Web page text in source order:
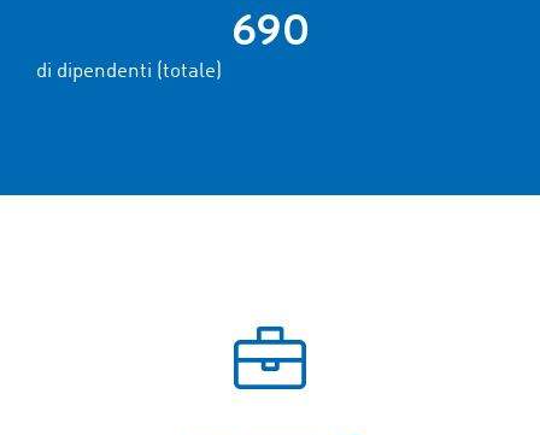
690
di dipendenti (totale)